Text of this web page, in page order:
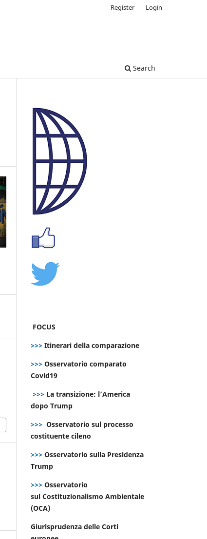
Search
Register Login
FOCUS
>>> Itinerari della comparazione
>>> Osservatorio comparato
Covid19
>>> La transizione: l’America
dopo Trump
>>> Osservatorio sul processo
costituente cileno
>>> Osservatorio sulla Presidenza
Trump
>>> Osservatorio
sul Costituzionalismo Ambientale
(OCA)
Giurisprudenza delle Corti